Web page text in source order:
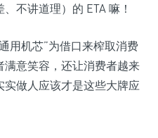
不讲道理）的 ETA 嘛！
用机芯”为借口来榨取消费
意笑容，还让消费者越来
做人应该才是这些大牌应